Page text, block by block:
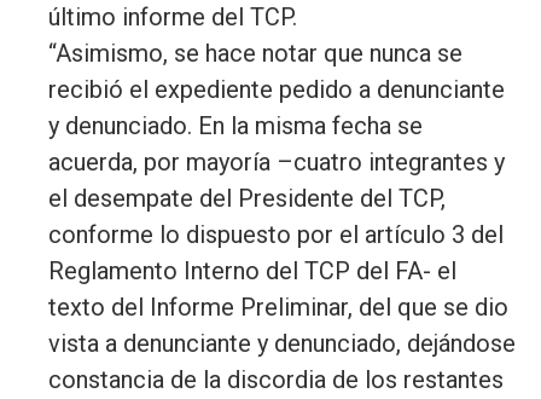
último informe del TCP.
“Asimismo, se hace notar que nunca se
recibió el expediente pedido a denunciante
y denunciado. En la misma fecha se
acuerda, por mayoría –cuatro integrantes y
el desempate del Presidente del TCP,
conforme lo dispuesto por el artículo 3 del
Reglamento Interno del TCP del FA- el
texto del Informe Preliminar, del que se dio
vista a denunciante y denunciado, dejándose
constancia de la discordia de los restantes